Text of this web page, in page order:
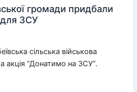
громади придбали
для ЗСУ
сільська військова
акція “Донатимо на ЗСУ”.